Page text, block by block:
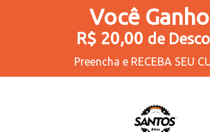
Você
R$ 20,00 de
Preencha e RECEBA SEU